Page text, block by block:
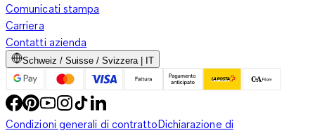
Comunicati stampa
Carriera
Contatti azienda
Schweiz / Suisse / Svizzera | IT
Condizioni generali di contrattoDichiarazione di